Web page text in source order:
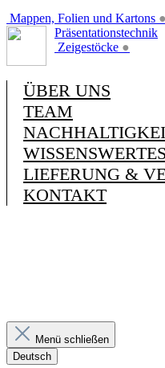
Mappen, Folien und Kartons ●
Präsentationstechnik
Zeigestöcke ●
ÜBER UNS
TEAM
WISSENSWERTES
LIEFERUNG &
KONTAKT
Menü schließen
Deutsch